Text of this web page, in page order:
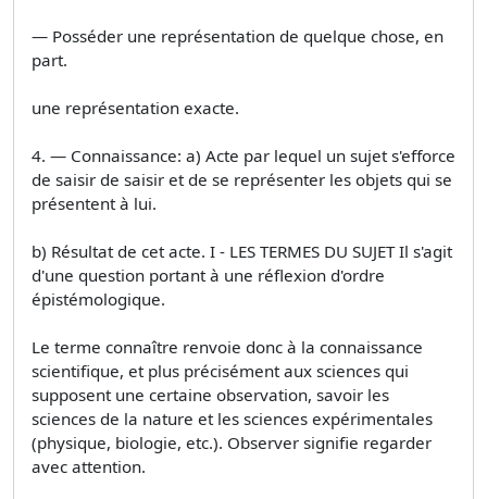
— Posséder une représentation de quelque chose, en
part.
une représentation exacte.
4. — Connaissance: a) Acte par lequel un sujet s'efforce
de saisir de saisir et de se représenter les objets qui se
présentent à lui.
b) Résultat de cet acte. I - LES TERMES DU SUJET Il s'agit
d'une question portant à une réflexion d'ordre
épistémologique.
Le terme connaître renvoie donc à la connaissance
scientifique, et plus précisément aux sciences qui
supposent une certaine observation, savoir les
sciences de la nature et les sciences expérimentales
(physique, biologie, etc.). Observer signifie regarder
avec attention.